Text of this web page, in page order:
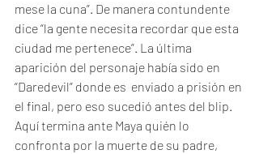
mese la cuna”. De manera contundente
dice “la gente necesita recordar que esta
ciudad me pertenece”. La última
aparición del personaje había sido en
“Daredevil” donde es  enviado a prisión en
el final, pero eso sucedió antes del blip.
Aquí termina ante Maya quién lo
confronta por la muerte de su padre,